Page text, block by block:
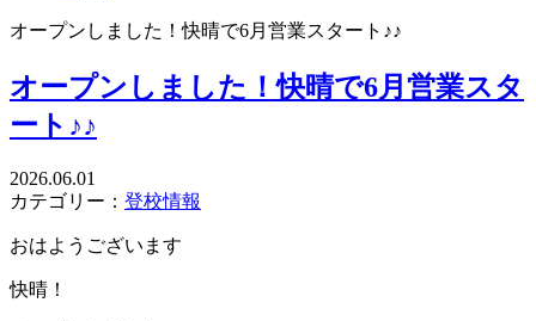
オープンしました！快晴で6月営業スタート♪♪
オープンしました！快晴で6月営業スタ
ート♪♪
2026.06.01
カテゴリー： 登校情報
おはようございます
快晴！